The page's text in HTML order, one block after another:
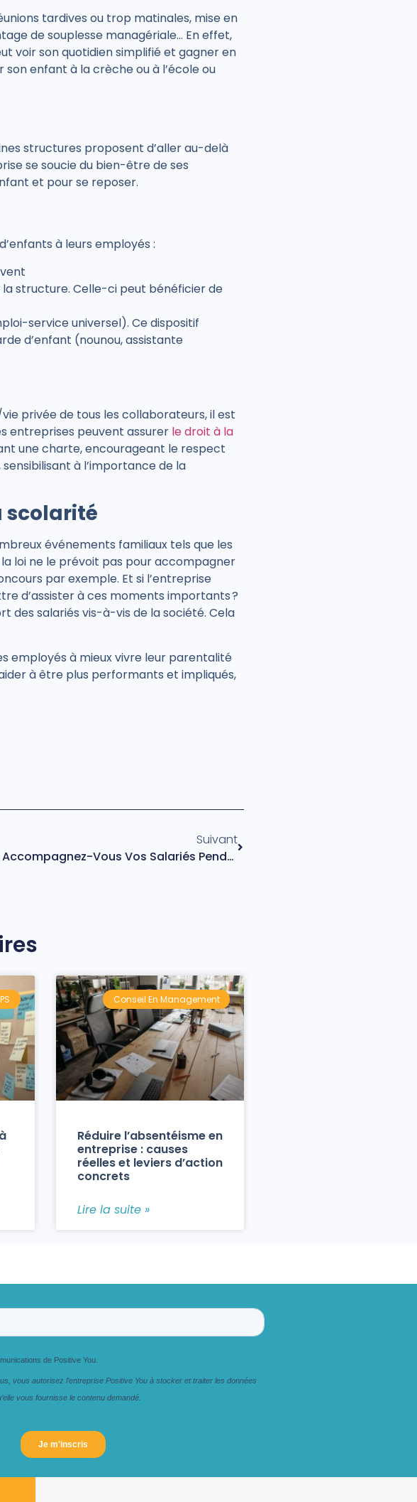
tardives ou trop matinales, mise en
de souplesse managériale… En effet,
voir son quotidien simplifié et gagner en
enfant à la crèche ou à l’école ou
structures proposent d’aller au-delà
se soucie du bien-être de ses
et pour se reposer.
à leurs employés :
structure. Celle-ci peut bénéficier de
service universel). Ce dispositif
d’enfant (nounou, assistante
privée de tous les collaborateurs, il est
entreprises peuvent assurer le droit à la
une charte, encourageant le respect
à l’importance de la
scolarité
événements familiaux tels que les
loi ne le prévoit pas pour accompagner
par exemple. Et si l’entreprise
d’assister à ces moments importants ?
des salariés vis-à-vis de la société. Cela
employés à mieux vivre leur parentalité
à être plus performants et impliqués,
Suivant
Comment Accompagnez-Vous Vos Salariés Pendant Leur Arrêt De Travail ?
Conseil En Management
Réduire l’absentéisme en
entreprise : causes
réelles et leviers d’action
concrets
Lire la suite »